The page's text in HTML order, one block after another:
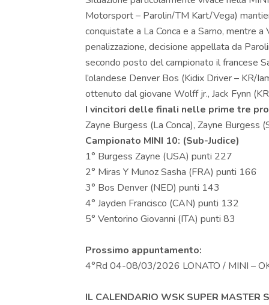
Motorsport – Parolin/TM Kart/Vega)
conquistate a La Conca e a Sarno, mentre
penalizzazione, decisione appellata da
secondo posto del campionato il francese
l’olandese Denver Bos (Kidix Driver – KR/
ottenuto dal giovane Wolff jr., Jack Fynn
I vincitori delle finali nelle prime tre
Zayne Burgess (La Conca), Zayne Burgess
Campionato MINI 10: (Sub-Judice)
1° Burgess Zayne (USA) punti 227
2° Miras Y Munoz Sasha (FRA) punti 166
3° Bos Denver (NED) punti 143
4° Jayden Francisco (CAN) punti 132
5° Ventorino Giovanni (ITA) punti 83
Prossimo appuntamento:
4°Rd 04-08/03/2026 LONATO / MINI –
IL CALENDARIO WSK SUPER MASTER